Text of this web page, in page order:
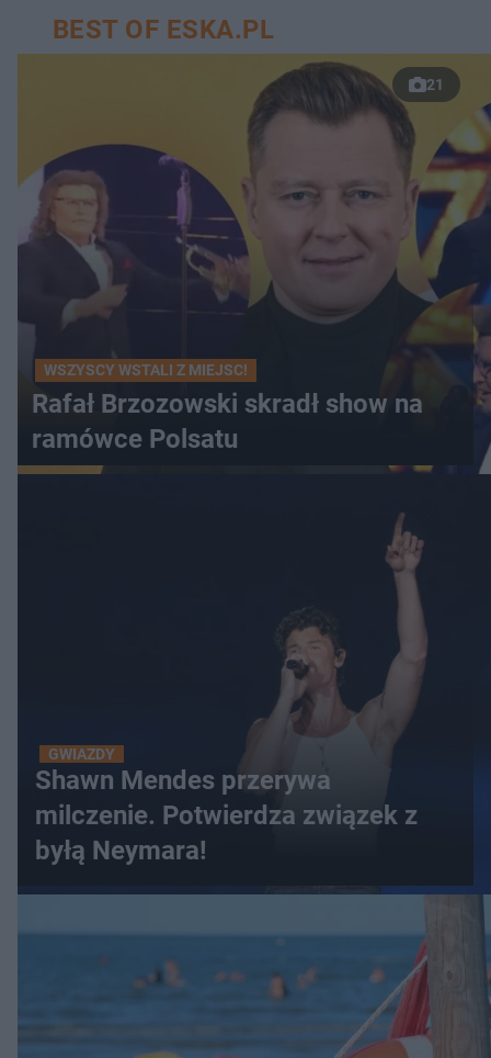
BEST OF ESKA.PL
21
WSZYSCY WSTALI Z MIEJSC!
Rafał Brzozowski skradł show na
ramówce Polsatu
GWIAZDY
Shawn Mendes przerywa
milczenie. Potwierdza związek z
byłą Neymara!